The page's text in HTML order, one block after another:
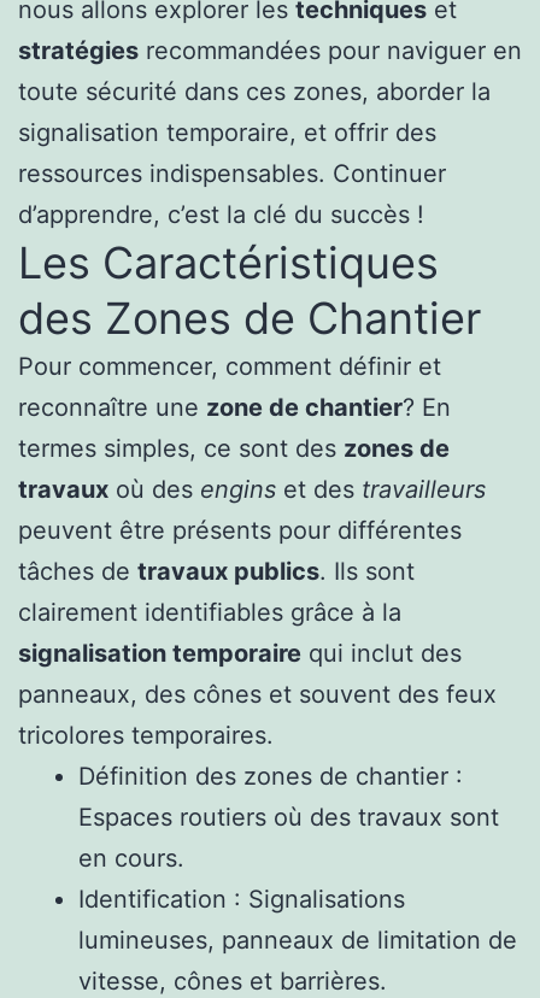
nous allons explorer les techniques et
stratégies recommandées pour naviguer en
toute sécurité dans ces zones, aborder la
signalisation temporaire, et offrir des
ressources indispensables. Continuer
d’apprendre, c’est la clé du succès !
Les Caractéristiques
des Zones de Chantier
Pour commencer, comment définir et
reconnaître une zone de chantier? En
termes simples, ce sont des zones de
travaux où des engins et des travailleurs
peuvent être présents pour différentes
tâches de travaux publics. Ils sont
clairement identifiables grâce à la
signalisation temporaire qui inclut des
panneaux, des cônes et souvent des feux
tricolores temporaires.
Définition des zones de chantier :
Espaces routiers où des travaux sont
en cours.
Identification : Signalisations
lumineuses, panneaux de limitation de
vitesse, cônes et barrières.